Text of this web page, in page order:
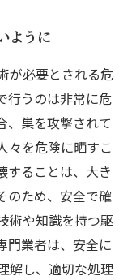
ように
が必要とされる危
行うのは非常に危
、巣を攻撃されて
々を危険に晒すこ
することは、大き
のため、安全で確
術や知識を持つ駆
門業者は、安全に
解し、適切な処理